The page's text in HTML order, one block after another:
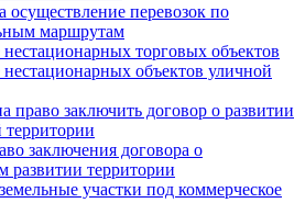
осуществление перевозок по
маршрутам
торговых объектов
объектов уличной
право заключить договор о развитии
территории
заключения договора о
развитии территории
участки под коммерческое